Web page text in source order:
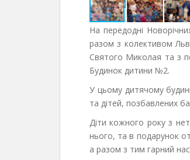
На передодні
разом з колективом
Святого Миколая та з
Будинок дитини №2.
У цьому дитячому
та дітей, позбавлених
Діти кожного року з
нього, та в подарунок
а разом з тим гарний